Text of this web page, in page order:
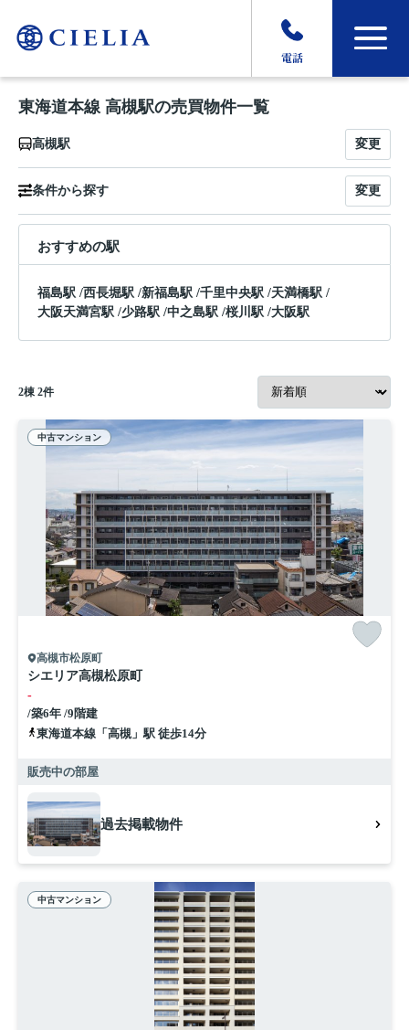
電話
東海道本線 高槻駅の売買物件一覧
高槻駅 変更
条件から探す 変更
おすすめの駅
福島駅 /西長堀駅 /新福島駅 /千里中央駅 /天満橋駅 /
大阪天満宮駅 /少路駅 /中之島駅 /桜川駅 /大阪駅
2棟 2件
中古マンション
高槻市松原町
シエリア高槻松原町
-
/築6年 /9階建
東海道本線「高槻」駅 徒歩14分
販売中の部屋
過去掲載物件
中古マンション